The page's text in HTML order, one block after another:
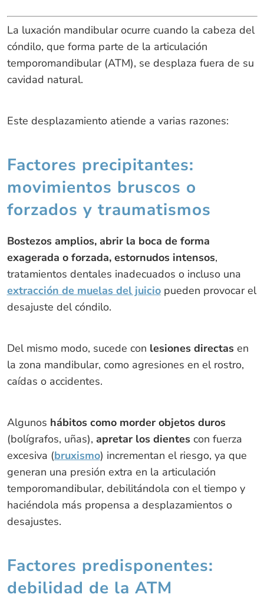
La luxación mandibular ocurre cuando la cabeza del
cóndilo, que forma parte de la articulación
temporomandibular (ATM), se desplaza fuera de su
cavidad natural.
Este desplazamiento atiende a varias razones:
Factores precipitantes:
movimientos bruscos o
forzados y traumatismos
Bostezos amplios, abrir la boca de forma
exagerada o forzada, estornudos intensos,
tratamientos dentales inadecuados o incluso una
extracción de muelas del juiciopueden provocar el
desajuste del cóndilo.
Del mismo modo, sucede con lesiones directas en
la zona mandibular, como agresiones en el rostro,
caídas o accidentes.
Algunos hábitos como morder objetos duros
(bolígrafos, uñas), apretar los dientescon fuerza
excesiva (bruxismo) incrementan el riesgo, ya que
generan una presión extra en la articulación
temporomandibular, debilitándola con el tiempo y
haciéndola más propensa a desplazamientos o
desajustes.
Factores predisponentes:
debilidad de la ATM